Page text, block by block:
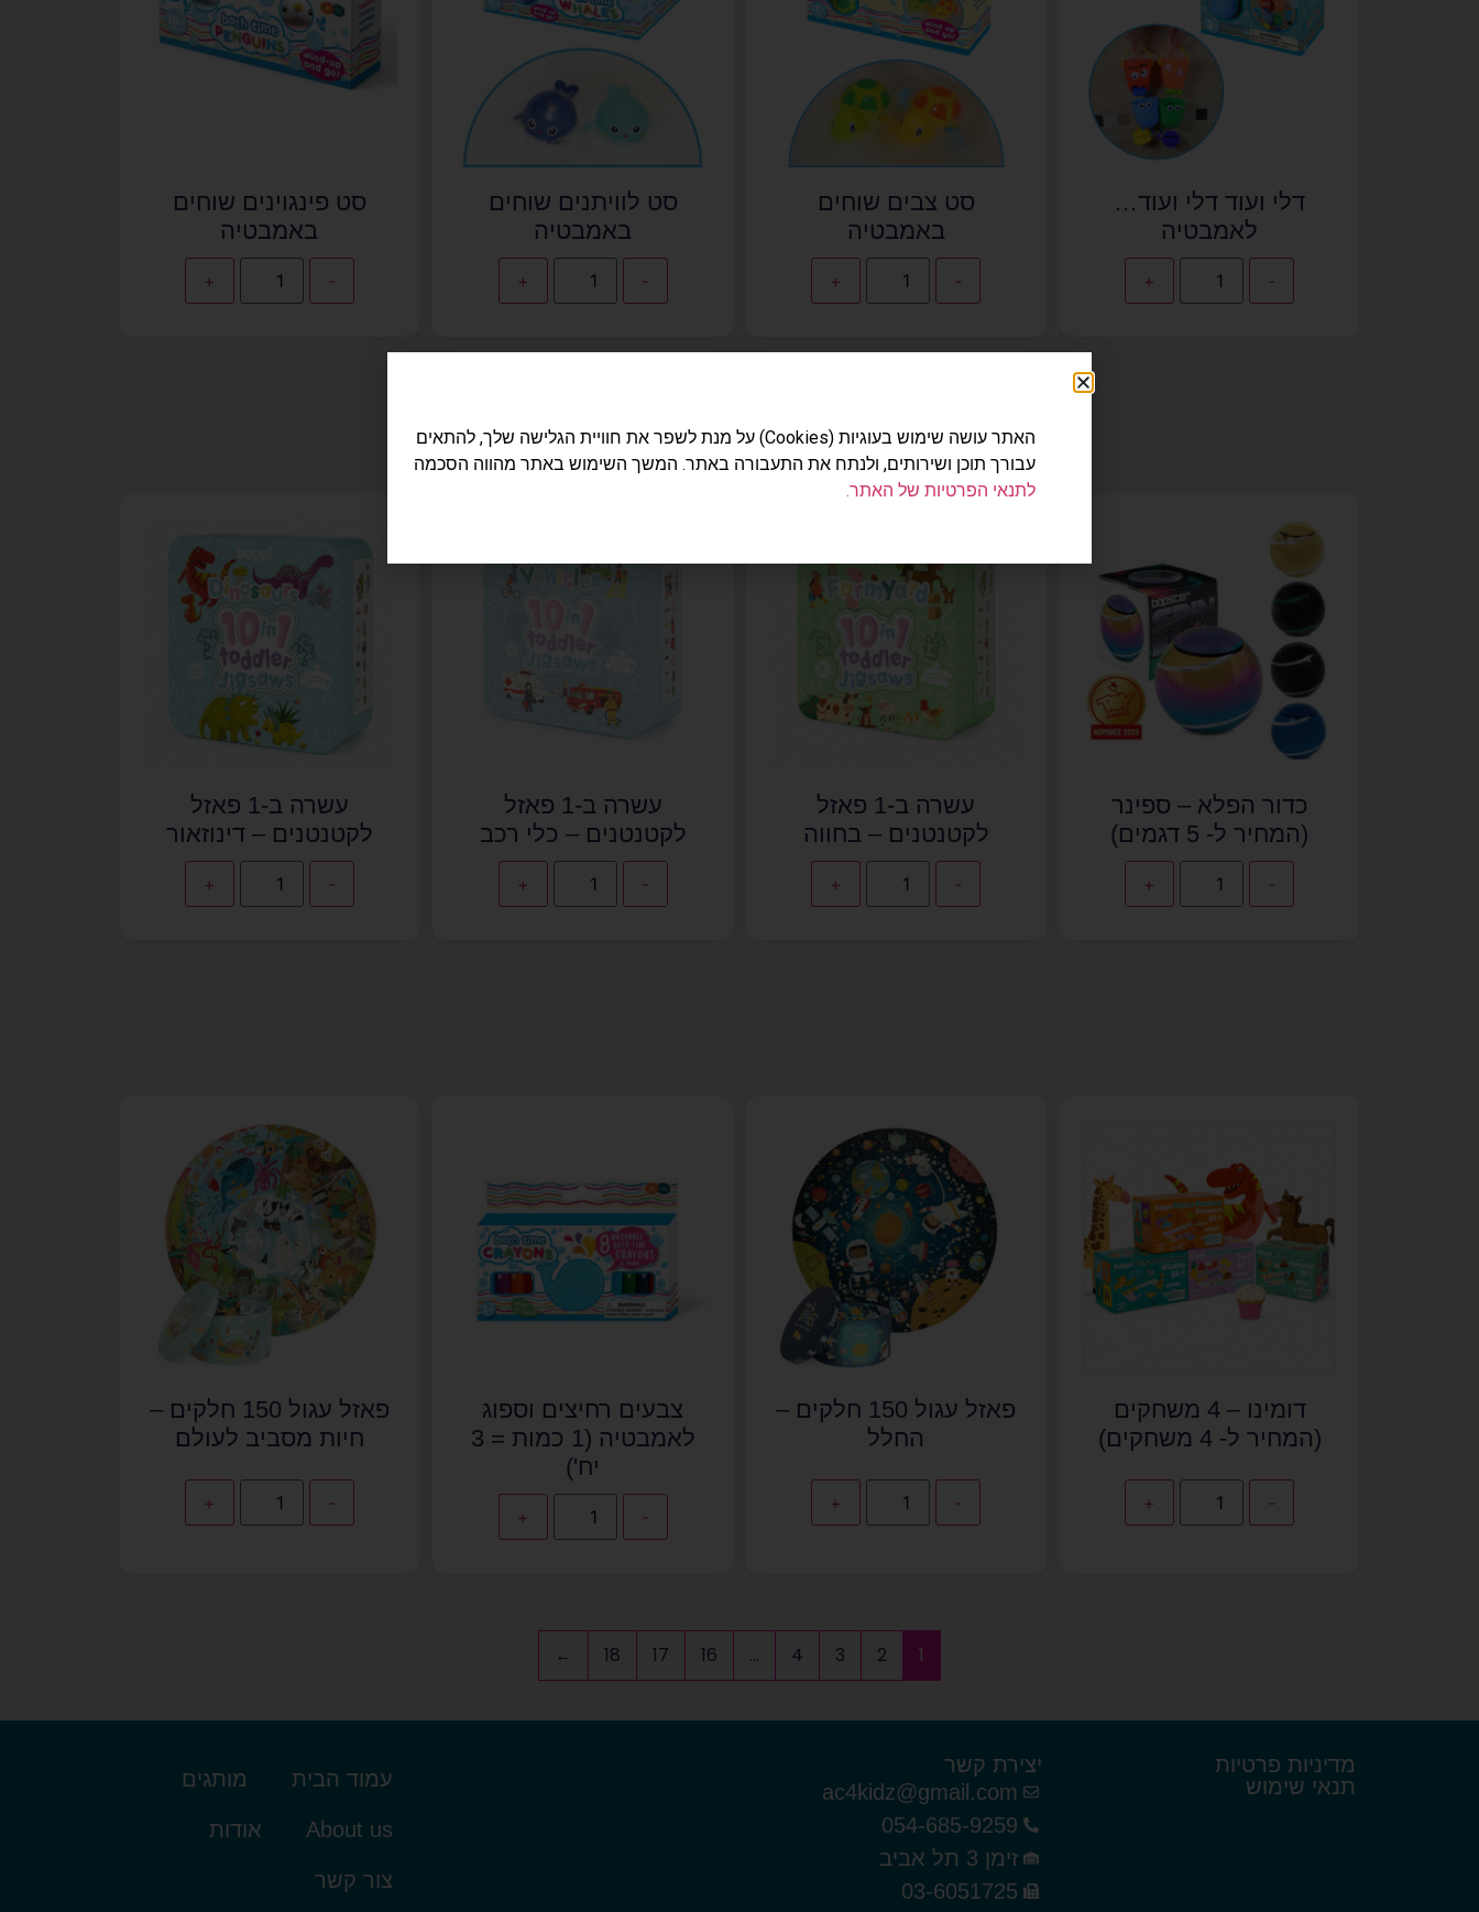
דלי ועוד דלי ועוד…
לאמבטיה
-
+
סט צבים שוחים
באמבטיה
-
+
סט לוויתנים שוחים
באמבטיה
-
+
סט פינגוינים שוחים
באמבטיה
-
+
כדור הפלא – ספינר
(המחיר ל- 5 דגמים)
-
+
עשרה ב-1 פאזל
לקטנטנים – בחווה
-
+
עשרה ב-1 פאזל
לקטנטנים – כלי רכב
-
+
עשרה ב-1 פאזל
לקטנטנים – דינוזאור
-
+
דומינו – 4 משחקים
(המחיר ל- 4 משחקים)
-
+
פאזל עגול 150 חלקים –
החלל
-
+
צבעים רחיצים וספוג
לאמבטיה (1 כמות = 3
יח')
-
+
פאזל עגול 150 חלקים –
חיות מסביב לעולם
-
+
1
2
3
4
…
16
17
18
←
מדיניות פרטיות
תנאי שימוש
יצירת קשר
ac4kidz@gmail.com
054-685-9259
זימן 3 תל אביב
03-6051725
עמוד הבית מותגים
About us אודות
צור קשר
האתר עושה שימוש בעוגיות (Cookies) על מנת לשפר את חוויית הגלישה שלך, להתאים
עבורך תוכן ושירותים, ולנתח את התעבורה באתר. המשך השימוש באתר מהווה הסכמה
לתנאי הפרטיות של האתר.